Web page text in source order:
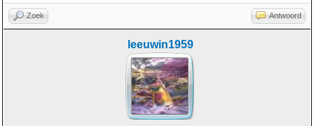
Zoek Antwoord
leeuwin1959